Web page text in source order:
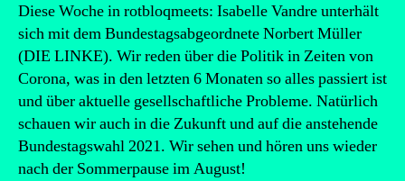
Diese Woche in rotbloqmeets: Isabelle Vandre unterhält
sich mit dem Bundestagsabgeordnete Norbert Müller
(DIE LINKE). Wir reden über die Politik in Zeiten von
Corona, was in den letzten 6 Monaten so alles passiert ist
und über aktuelle gesellschaftliche Probleme. Natürlich
schauen wir auch in die Zukunft und auf die anstehende
Bundestagswahl 2021. Wir sehen und hören uns wieder
nach der Sommerpause im August!